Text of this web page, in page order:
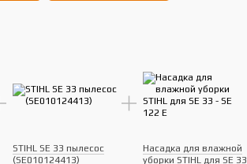
STIHL SE 33 пылесос
(SE010124413)
Насадка для влажной
уборки STIHL для SE 33